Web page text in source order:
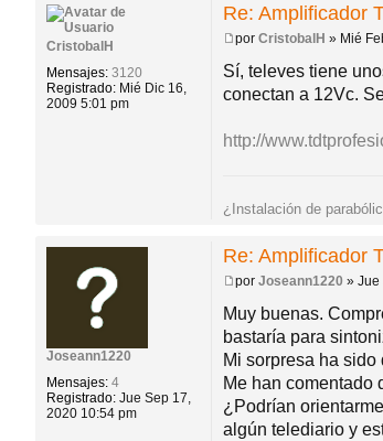
CristobalH
Mensajes: 3120
Registrado: Mié Dic 16,
2009 5:01 pm
Re: Amplificador
e
n
s
e
por CristobalH » Mié
Sí, televes tiene
conectan a 12Vc.
http://
¿Instalación de
Joseann1220
Mensajes: 4
Registrado: Jue Sep 17,
2020 10:54 pm
Re: Amplificador
e
n
s
a
j
e
por Joseann1220 » Jue
Muy buenas.
bastaría para
Mi sorpresa ha
Me han comentado
¿Podrían
algún telediario y